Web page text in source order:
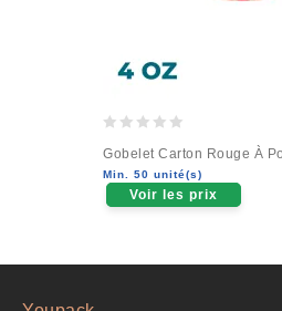
out
of
5
Gobelet Carton Rouge À
Min. 50 unité(s)
Voir les prix